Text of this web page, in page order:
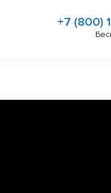
+7 (800)